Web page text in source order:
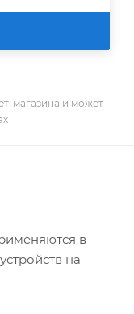
магазина и может
в
на